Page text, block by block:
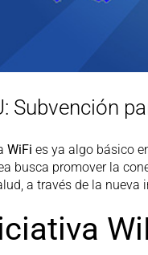
Subvención
WiFi es ya algo básico
busca promover la
a través de la nueva